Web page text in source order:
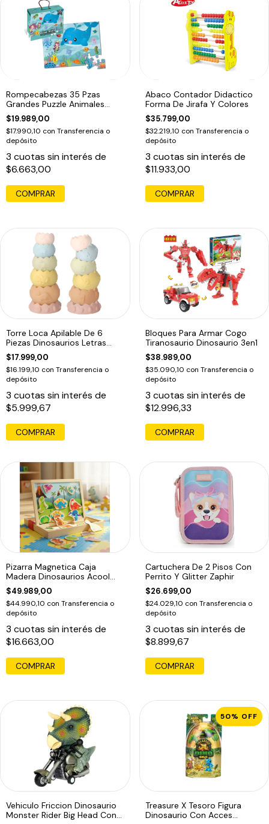
Rompecabezas 35 Pzas
Grandes Puzzle Animales
Oceano Piso Edu
$19.989,00
$17.990,10 con Transferencia o
depósito
3 cuotas sin interés de
$6.663,00
Abaco Contador Didactico
Forma De Jirafa Y Colores
$35.799,00
$32.219,10 con Transferencia o
depósito
3 cuotas sin interés de
$11.933,00
COMPRAR
Torre Loca Apilable De 6
Piezas Dinosaurios Letras
Numeros Color Pasteles
$17.999,00
$16.199,10 con Transferencia o
depósito
3 cuotas sin interés de
$5.999,67
COMPRAR
Bloques Para Armar Cogo
Tiranosaurio Dinosaurio 3en1
$38.989,00
$35.090,10 con Transferencia o
depósito
3 cuotas sin interés de
$12.996,33
COMPRAR
Pizarra Magnetica Caja
Madera Dinosaurios Acool
Ac7216
$49.989,00
$44.990,10 con Transferencia o
depósito
3 cuotas sin interés de
$16.663,00
Cartuchera De 2 Pisos Con
Perrito Y Glitter Zaphir
$26.699,00
$24.029,10 con Transferencia o
depósito
3 cuotas sin interés de
$8.899,67
COMPRAR
Vehiculo Friccion Dinosaurio
Monster Rider Big Head Con
50% OFF
Treasure X Tesoro Figura
Dinosaurio Con Acces